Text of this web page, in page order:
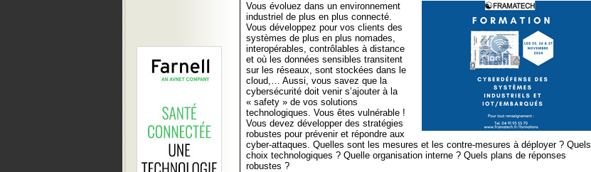
Vous évoluez dans un environnement
industriel de plus en plus connecté.
Vous développez pour vos clients des
systèmes de plus en plus nomades,
interopérables, contrôlables à distance
et où les données sensibles transitent
sur les réseaux, sont stockées dans le
cloud,… Aussi, vous savez que la
cybersécurité doit venir s’ajouter à la
« safety » de vos solutions
technologiques. Vous êtes vulnérable !
Vous devez développer des stratégies
robustes pour prévenir et répondre aux
cyber-attaques. Quelles sont les mesures et les contre-mesures à déployer ? Quels
choix technologiques ? Quelle organisation interne ? Quels plans de réponses
robustes ?